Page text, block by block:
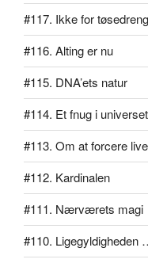
#117. Ikke for
#116. Alting er nu
#115. DNA’ets natur
#114. Et fnug i universet
#113. Om at forcere
#112. Kardinalen
#111. Nærværets magi
#110. Ligegyldigheden